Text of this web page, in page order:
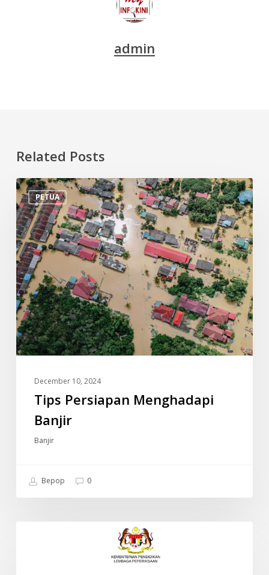
admin
Related Posts
PETUA
Tips
Persiapan
Menghadapi
Banjir
December 10, 2024
Tips Persiapan Menghadapi
Banjir
Banjir
Bepop 0